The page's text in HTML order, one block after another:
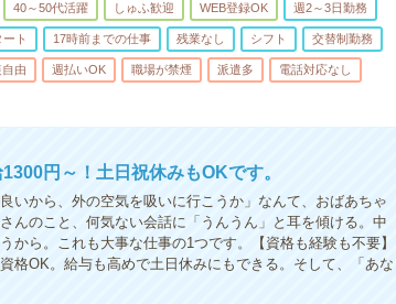
40～50代活躍 しゅふ歓迎 WEB登録OK 週2～3日勤務
ト 17時前までの仕事 残業なし シフト 交替制勤務
自由 週払いOK 職場が禁煙 派遣多 電話対応なし
円～！土日祝休みもOKです。
いから、外の空気を吸いに行こうか」なんて、おばあちゃ
んのこと、何気ない会話に「うんうん」と耳を傾ける。中
から。これも大事な仕事の1つです。【資格も経験も不要】
格OK。給与も高めで土日休みにもできる。そして、「あな